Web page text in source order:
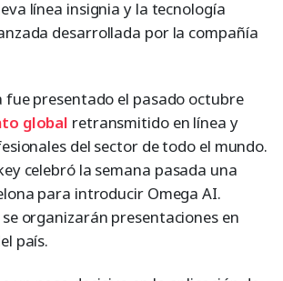
línea insignia y la tecnología
desarrollada por la compañía
fue presentado el pasado octubre
global retransmitido en línea y
del sector de todo el mundo.
celebró la semana pasada una
para introducir Omega AI.
organizarán presentaciones en
país.